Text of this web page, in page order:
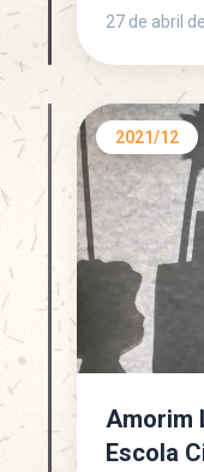
27 de abril
2021/12
Amorim
Escola